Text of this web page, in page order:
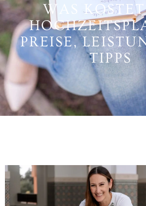
WAS
PREISE,
TIPPS